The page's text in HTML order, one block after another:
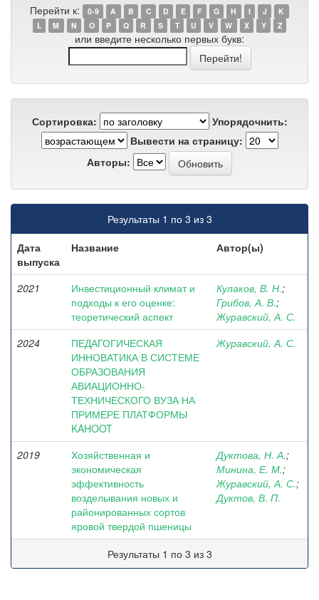
Перейти к: 0-9 A B C D E F G H I J
K
L
M N O P Q R S T U V W X Y Z
или введите несколько первых букв:
Сортировка:
Упорядочнить:
Вывести на страницу:
Авторы:
Результаты 1 по 3 из 3
Дата
выпуска
Название Автор(ы)
2021
Инвестиционный климат и
подходы к его оценке:
теоретический аспект
Кулаков, В. Н.;
Грибов, А. В.;
Журавский, А. С.
2024
ПЕДАГОГИЧЕСКАЯ
ИННОВАТИКА В СИСТЕМЕ
ОБРАЗОВАНИЯ
АВИАЦИОННО-
ТЕХНИЧЕСКОГО ВУЗА НА
ПРИМЕРЕ ПЛАТФОРМЫ
KAHOOT
Журавский, А. С.
2019
Хозяйственная и
экономическая
эффективность
возделывания новых и
районированных сортов
яровой твердой пшеницы
Дуктова, Н. А.;
Минина, Е. М.;
Журавский, А. С.;
Дуктов, В. П.
Результаты 1 по 3 из 3